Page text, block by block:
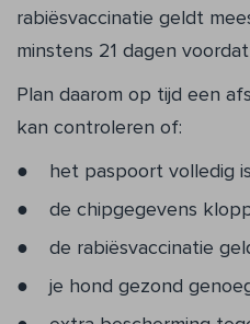
rabiësvaccinatie geldt
minstens 21 dagen
Plan daarom op tijd een
kan controleren of:
het paspoort volledig
de chipgegevens
de rabiësvaccinatie
je hond gezond